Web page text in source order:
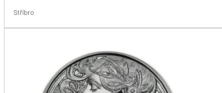
Stříbro